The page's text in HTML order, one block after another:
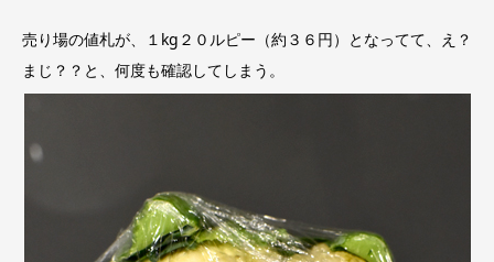
売り場の値札が、１kg２０ルピー（約３６円）となってて、え？
まじ？？と、何度も確認してしまう。